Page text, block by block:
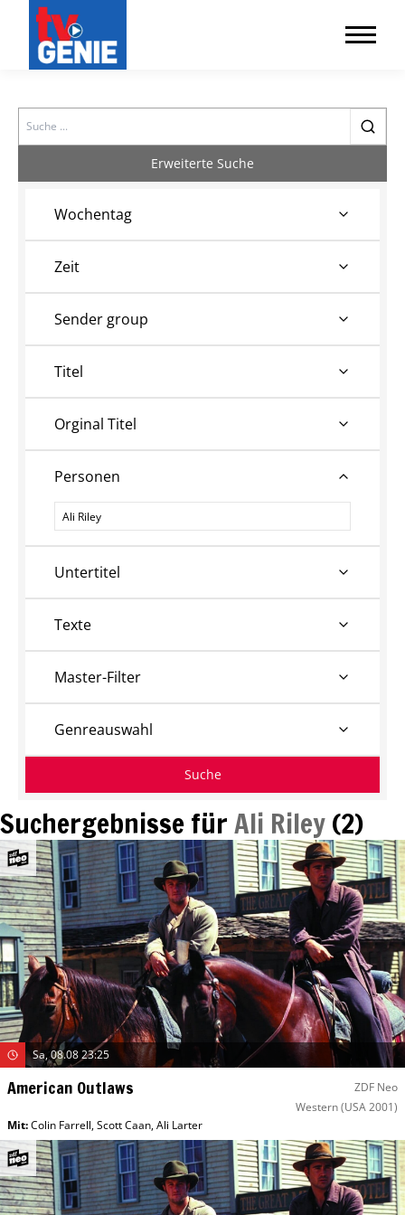
Search
Suchergebnisse fürAli Riley(2)
Sa, 08.08 23:25
American Outlaws
ZDF Neo
Western(USA 2001)
Mit:Colin Farrell,Scott Caan,Ali Larter
Erweiterte Suche
Wochentag
Zeit
Sender group
Titel
Orginal Titel
Personen
Personen
Untertitel
Texte
Master-Filter
Genreauswahl
Suche